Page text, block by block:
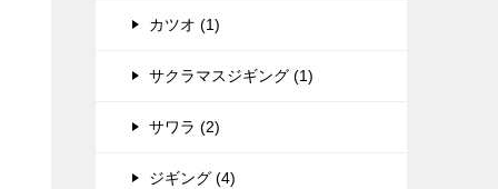
カツオ (1)
サクラマスジギング (1)
サワラ (2)
ジギング (4)